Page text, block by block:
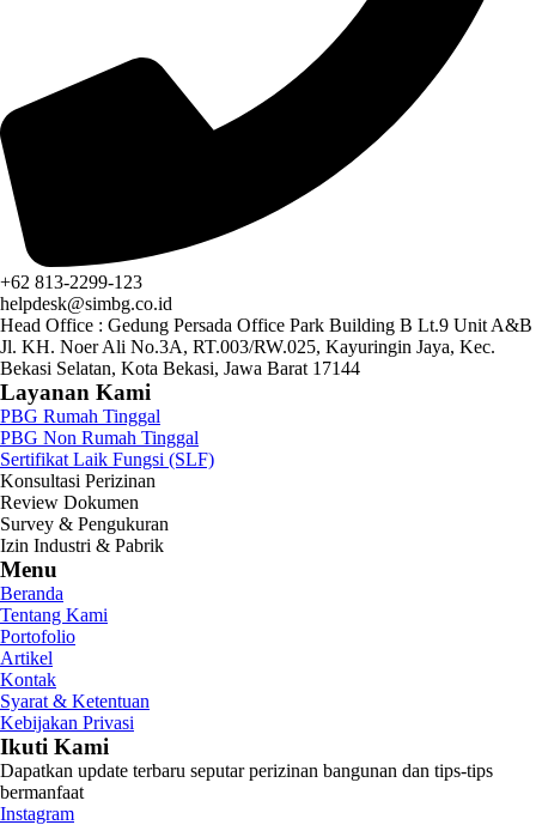
+62 813-2299-123
helpdesk@simbg.co.id
Head Office : Gedung Persada Office Park Building B Lt.9 Unit A&B
Jl. KH. Noer Ali No.3A, RT.003/RW.025, Kayuringin Jaya, Kec.
Bekasi Selatan, Kota Bekasi, Jawa Barat 17144
Layanan Kami
PBG Rumah Tinggal
PBG Non Rumah Tinggal
Sertifikat Laik Fungsi (SLF)
Konsultasi Perizinan
Review Dokumen
Survey & Pengukuran
Izin Industri & Pabrik
Menu
Beranda
Tentang Kami
Portofolio
Artikel
Kontak
Syarat & Ketentuan
Kebijakan Privasi
Ikuti Kami
Dapatkan update terbaru seputar perizinan bangunan dan tips-tips
bermanfaat
Instagram